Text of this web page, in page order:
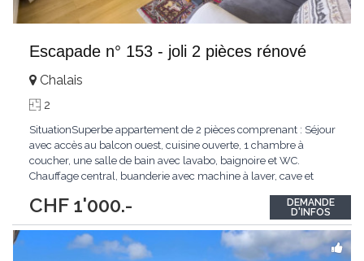
Escapade n° 153 - joli 2 pièces rénové
CHF 1'000.-
Chalais
2
SituationSuperbe appartement de 2 pièces comprenant : Séjour
avec accès au balcon ouest, cuisine ouverte, 1 chambre à
coucher, une salle de bain avec lavabo, baignoire et WC.
Chauffage central, buanderie avec machine à laver, cave et
NON FUMEUR, animaux sur demande. Conditions : Disponible...
DEMANDE
D'INFOS